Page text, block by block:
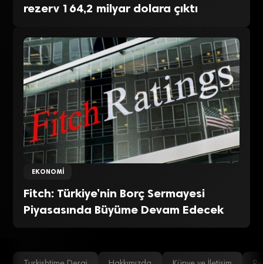
rezerv 164,2 milyar dolara çıktı
EKONOMI
Fitch: Türkiye’nin Borç Sermayesi
Piyasasında Büyüme Devam Edecek